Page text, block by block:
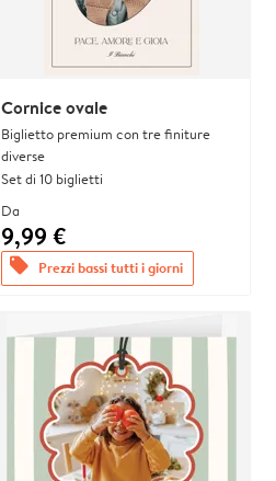
Cornice ovale
Biglietto premium con tre finiture
diverse
Set di 10 biglietti
Da
9,99 €
offers Prezzi bassi tutti i giorni